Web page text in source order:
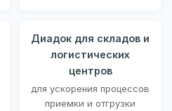
Диадок для складов и
логистических
центров
для ускорения процессов
приемки и отгрузки